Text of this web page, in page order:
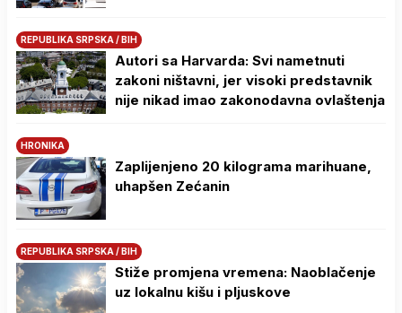
REPUBLIKA SRPSKA / BIH
Autori sa Harvarda: Svi nametnuti
zakoni ništavni, jer visoki predstavnik
nije nikad imao zakonodavna ovlaštenja
HRONIKA
Zaplijenjeno 20 kilograma marihuane,
uhapšen Zećanin
REPUBLIKA SRPSKA / BIH
Stiže promjena vremena: Naoblačenje
uz lokalnu kišu i pljuskove